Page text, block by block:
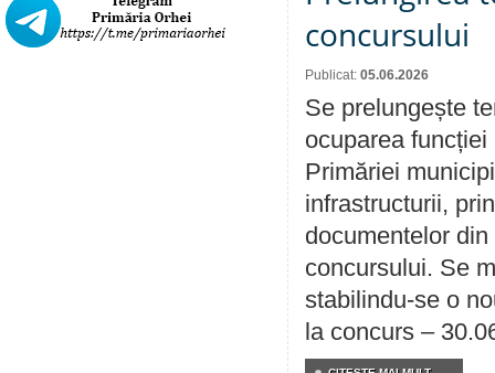
concursului
Publicat: 05.06.2026
Se prelungește
ocuparea
Primăriei
infrastructurii,
documentelor
concursului. Se
stabilindu-se o
la concurs –